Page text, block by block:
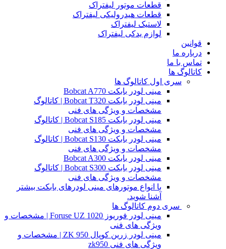
قطعات موتور لیفتراک
قطعات هیدرولیکی لیفتراک
لاستیک لیفتراک
لوازم یدکی لیفتراک
قوانین
درباره ما
تماس با ما
کاتالوگ ها
سری اول کاتالوگ ها
مینی لودر بابکت Bobcat A770
مینی لودر بابکت Bobcat T320 | کاتالوگ
مشخصات و ویژگی های فنی
مینی لودر بابکت Bobcat S185 | کاتالوگ
مشخصات و ویژگی های فنی
مینی لودر بابکت Bobcat S130 | کاتالوگ
مشخصات و ویژگی های فنی
مینی لودر بابکت Bobcat A300
مینی لودر بابکت Bobcat S300 | کاتالوگ
مشخصات و ویژگی های فنی
با انواع موتورهای مینی لودرهای بابکت بیشتر
آشنا شوید.
سری دوم کاتالوگ ها
مینی لودر فوریوز Foruse UZ 1020 | مشخصات و
ویژگی های فنی
مینی لودر زرین کوپال ZK 950 | مشخصات و
ویژگی های فنی zk950